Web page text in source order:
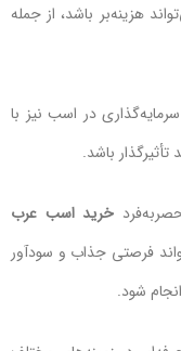
هزینه‌بر باشد، از جمله
در اسب نیز با
باشد.
خرید اسب عرب
فرصتی جذاب و سودآور
شود.